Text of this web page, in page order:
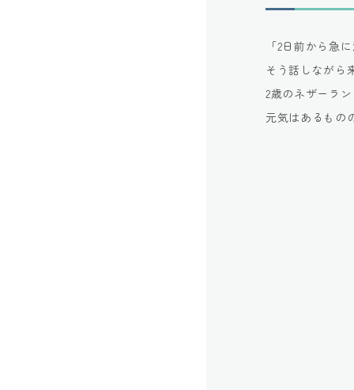
「2日前から急
そう話しながら
2歳のネザーラ
元気はあるもの